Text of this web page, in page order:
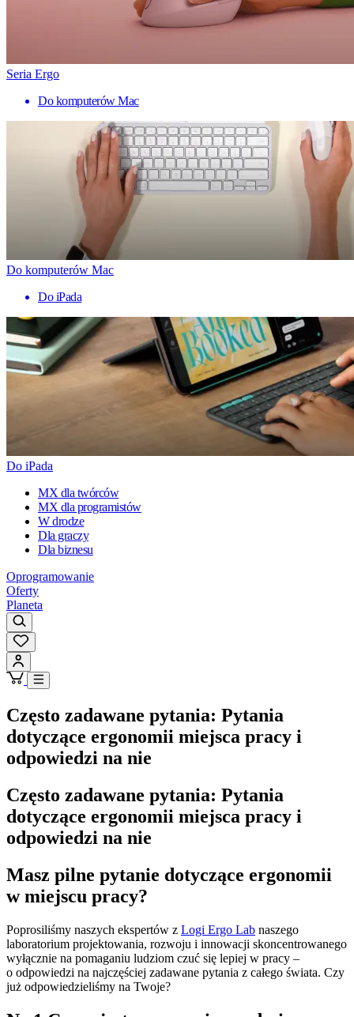
Seria Ergo
Do komputerów Mac
Do komputerów Mac
Do iPada
Do iPada
MX dla twórców
MX dla programistów
W drodze
Dla graczy
Dla biznesu
Oprogramowanie
Oferty
Planeta
Często zadawane pytania: Pytania
dotyczące ergonomii miejsca pracy i
odpowiedzi na nie
Często zadawane pytania: Pytania
dotyczące ergonomii miejsca pracy i
odpowiedzi na nie
Masz pilne pytanie dotyczące ergonomii
w miejscu pracy?
Poprosiliśmy naszych ekspertów z Logi Ergo Lab naszego
laboratorium projektowania, rozwoju i innowacji skoncentrowanego
wyłącznie na pomaganiu ludziom czuć się lepiej w pracy –
o odpowiedzi na najczęściej zadawane pytania z całego świata. Czy
już odpowiedzieliśmy na Twoje?